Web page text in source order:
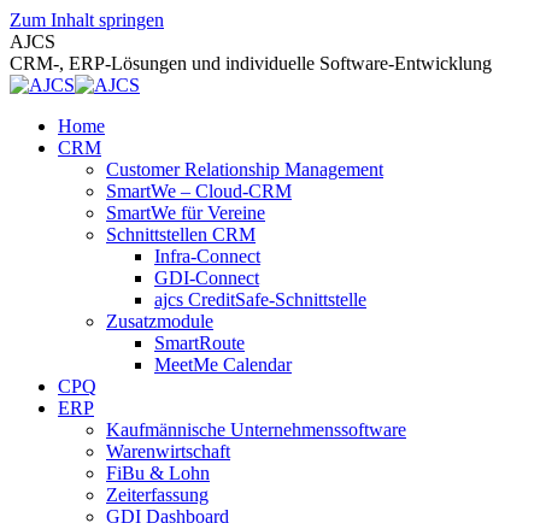
Zum Inhalt springen
AJCS
CRM-, ERP-Lösungen und individuelle Software-Entwicklung
Home
CRM
Customer Relationship Management
SmartWe – Cloud-CRM
SmartWe für Vereine
Schnittstellen CRM
Infra-Connect
GDI-Connect
ajcs CreditSafe-Schnittstelle
Zusatzmodule
SmartRoute
MeetMe Calendar
CPQ
ERP
Kaufmännische Unternehmenssoftware
Warenwirtschaft
FiBu & Lohn
Zeiterfassung
GDI Dashboard